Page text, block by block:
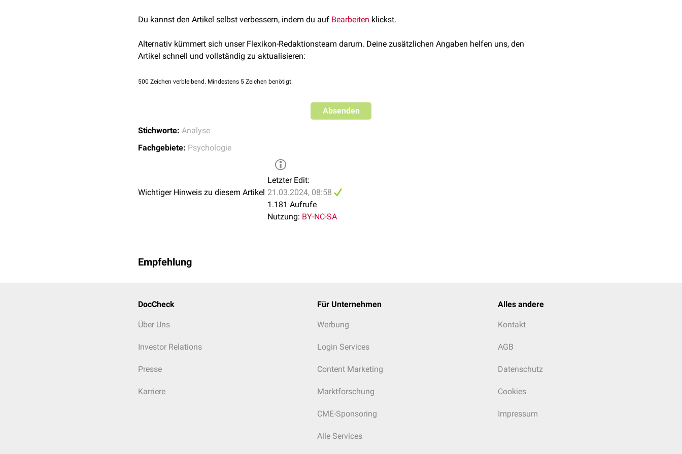
Begabungs- und Interessenschwerpunkten finden.
Du kannst den Artikel selbst verbessern, indem du auf Bearbeiten klickst.
Alternativ kümmert sich unser Flexikon-Redaktionsteam darum. Deine zusätzlichen Angaben helfen uns, den
Artikel schnell und vollständig zu aktualisieren:
500 Zeichen verbleibend. Mindestens 5 Zeichen benötigt.
Absenden
Stichworte: Analyse
Fachgebiete: Psychologie
Wichtiger Hinweis zu diesem Artikel
Letzter Edit:
21.03.2024, 08:58
1.181 Aufrufe
Nutzung: BY-NC-SA
Empfehlung
DocCheck
Über Uns
Investor Relations
Presse
Karriere
Für Unternehmen
Werbung
Login Services
Content Marketing
Marktforschung
CME-Sponsoring
Alle Services
Alles andere
Kontakt
AGB
Datenschutz
Cookies
Impressum